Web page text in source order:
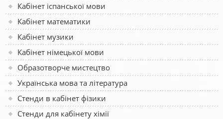
Кабінет іспанської мови
Кабінет математики
Кабінет музики
Кабінет німецької мови
Образотворче мистецтво
Українська мова та література
Стенди в кабінет фізики
Стенди для кабінету хімії